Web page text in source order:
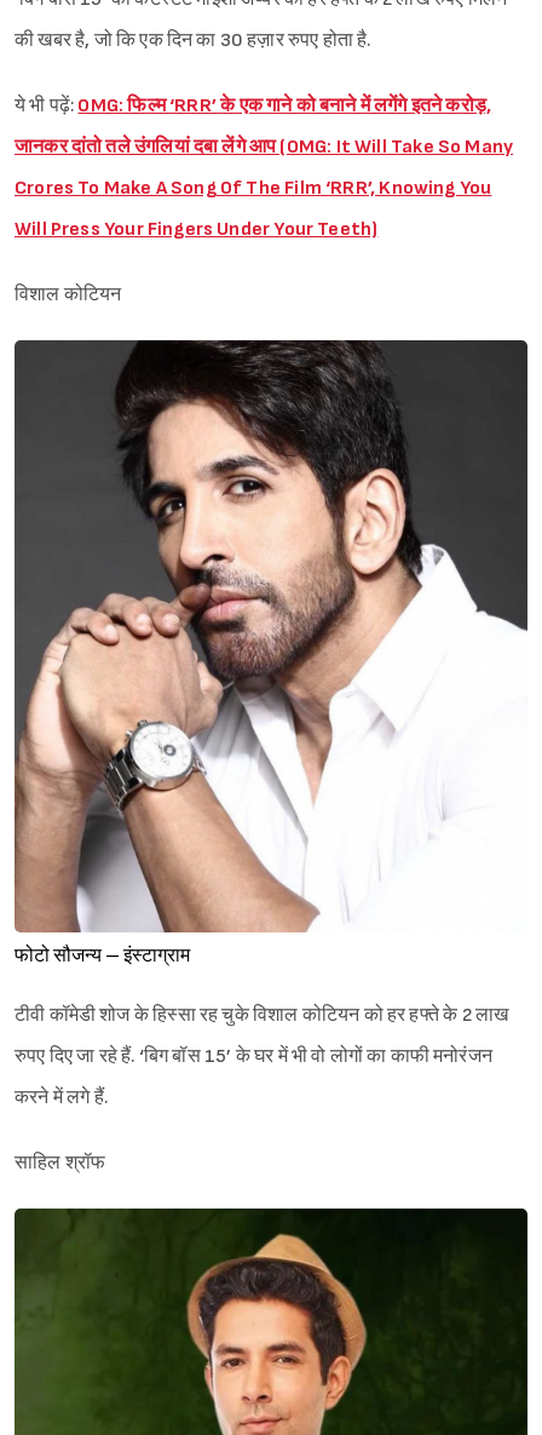
की खबर है, जो कि एक दिन का 30 हज़ार रुपए होता है.
ये भी पढ़ें: OMG: फिल्म ‘RRR’ के एक गाने को बनाने में लगेंगे इतने करोड़,
जानकर दांतो तले उंगलियां दबा लेंगे आप (OMG: It Will Take So Many
Crores To Make A Song Of The Film ‘RRR’, Knowing You
Will Press Your Fingers Under Your Teeth)
विशाल कोटियन
फोटो सौजन्य – इंस्टाग्राम
टीवी कॉमेडी शोज के हिस्सा रह चुके विशाल कोटियन को हर हफ्ते के 2 लाख
रुपए दिए जा रहे हैं. ‘बिग बॉस 15’ के घर में भी वो लोगों का काफी मनोरंजन
करने में लगे हैं.
साहिल श्रॉफ